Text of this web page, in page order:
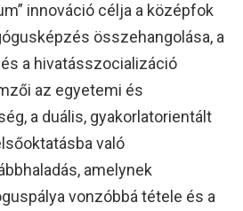
innováció célja a középfok
összehangolása, a
a hivatásszocializáció
az egyetemi és
a duális, gyakorlatorientált
való
amelynek
vonzóbbá tétele és a